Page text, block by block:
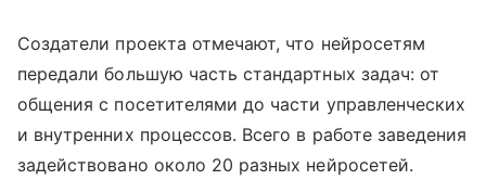
Создатели проекта отмечают, что нейросетям
передали большую часть стандартных задач: от
общения с посетителями до части управленческих
и внутренних процессов. Всего в работе заведения
задействовано около 20 разных нейросетей.